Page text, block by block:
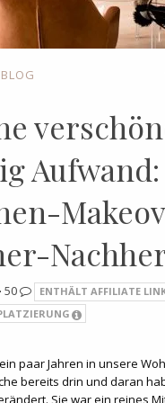
50
ENTHÄLT AFFILIATE
paar Jahren in unsere
bereits drin und daran
Sie war ein reines